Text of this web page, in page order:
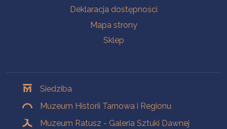
Deklaracja dostępności
Mapa strony
Sklep
Siedziba
Muzeum Historii Tarnowa i Regionu
Muzeum Ratusz - Galeria Sztuki Dawnej